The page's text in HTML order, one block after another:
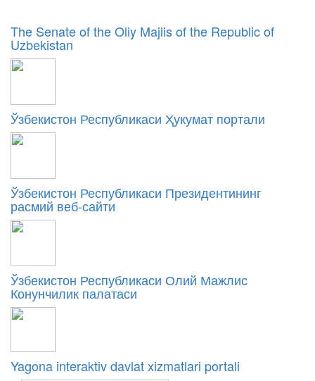
The Senate of the Oliy Majlis of the Republic of
Uzbekistan
Ўзбекистон Республикаси Ҳукумат портали
Ўзбекистон Республикаси Президентининг
расмий веб-сайти
Ўзбекистон Республикаси Олий Мажлис
Конунчилик палатаси
Yagona interaktiv davlat xizmatlari portali